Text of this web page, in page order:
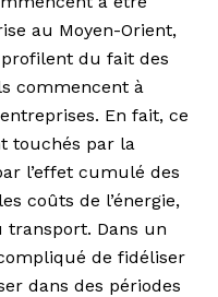
au Moyen-Orient,
du fait des
commencent à
En fait, ce
touchés par la
l’effet cumulé des
coûts de l’énergie,
transport. Dans un
de fidéliser
dans des périodes